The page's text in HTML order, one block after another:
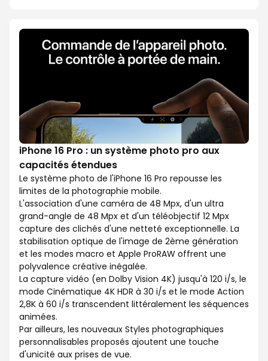
iPhone 16 Pro : un système photo pro aux
capacités étendues
Le système photo de l'iPhone 16 Pro repousse les
limites de la photographie mobile.
L'association d'une caméra de 48 Mpx, d'un ultra
grand-angle de 48 Mpx et d'un téléobjectif 12 Mpx
capture des clichés d'une netteté exceptionnelle. La
stabilisation optique de l'image de 2ème génération
et les modes macro et Apple ProRAW offrent une
polyvalence créative inégalée.
La capture vidéo (en Dolby Vision 4K) jusqu'à 120 i/s, le
mode Cinématique 4K HDR à 30 i/s et le mode Action
2,8K à 60 i/s transcendent littéralement les séquences
animées.
Par ailleurs, les nouveaux Styles photographiques
personnalisables proposés ajoutent une touche
d'unicité aux prises de vue.